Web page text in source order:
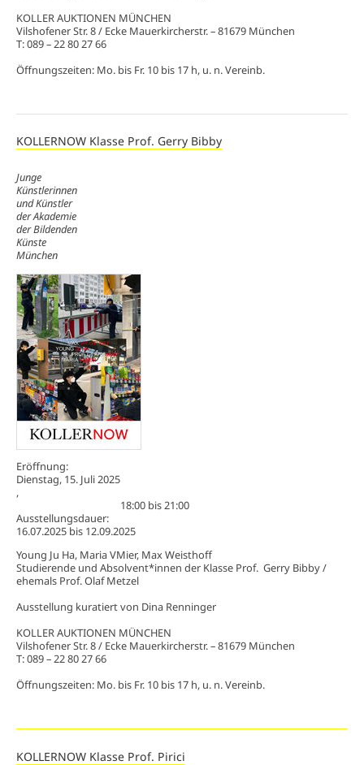
KOLLER AUKTIONEN MÜNCHEN
Vilshofener Str. 8 / Ecke Mauerkircherstr. – 81679 München
T: 089 – 22 80 27 66
Öffnungszeiten: Mo. bis Fr. 10 bis 17 h, u. n. Vereinb.
KOLLERNOW Klasse Prof. Gerry Bibby
Junge
Künstlerinnen
und Künstler
der Akademie
der Bildenden
Künste
München
Eröffnung:
Dienstag, 15. Juli 2025
,
18:00 bis21:00
Ausstellungsdauer:
16.07.2025 bis 12.09.2025
Young Ju Ha, Maria VMier, Max Weisthoff
Studierende und Absolvent*innen der Klasse Prof. Gerry Bibby /
ehemals Prof. Olaf Metzel
Ausstellung kuratiert von Dina Renninger
KOLLER AUKTIONEN MÜNCHEN
Vilshofener Str. 8 / Ecke Mauerkircherstr. – 81679 München
T: 089 – 22 80 27 66
Öffnungszeiten: Mo. bis Fr. 10 bis 17 h, u. n. Vereinb.
KOLLERNOW Klasse Prof. Pirici